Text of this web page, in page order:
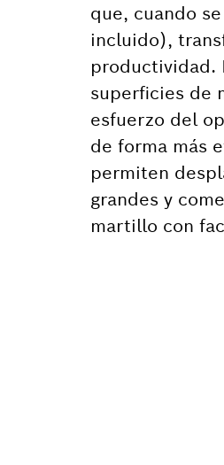
que, cuando
incluido),
productividad.
superficies de
esfuerzo del
de forma más
permiten
grandes y
martillo con